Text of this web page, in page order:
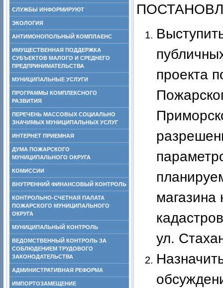
СЛУЖБЫ ИНФОРМИРУЮТ
ЭКОЛОГИЯ
АНТИМОНОПОЛЬНЫЙ КОМПЛАЕНС
ИМУЩЕСТВЕННАЯ ПОДДЕРЖКА
СУБЪЕКТОВ МАЛОГО И СРЕДНЕГО
ПРЕДПРИНИМАТЕЛЬСТВА
МУНИЦИПАЛЬНЫЕ УСЛУГИ
ПРОГРАММЫ КОМПЛЕКСНОГО
РАЗВИТИЯ
ПЕРЕЧЕНЬ МАССОВЫХ СОЦИАЛЬНО
ЗНАЧИМЫХ МУНИЦИПАЛЬНЫХ УСЛУГ
ИНТЕРНЕТ ПРИЕМНАЯ
ДУМА ПОЖАРСКОГО
МУНИЦИПАЛЬНОГО ОКРУГА
КОМИССИИ
ВНУТРЕННИЙ ФИНАНСОВЫЙ КОНТРОЛЬ
КОНТРОЛЬНО-СЧЕТНАЯ ПАЛАТА
ПОЖАРСКОГО МУНИЦИПАЛЬНОГО
ОКРУГА
МУНИЦИПАЛЬНЫЙ КОНТРОЛЬ
ВЕДОМСТВЕННЫЙ КОНТРОЛЬ ЗА
СОБЛЮДЕНИЕМ ТРУДОВОГО
ЗАКОНОДАТЕЛЬСТВА
АДМИНИСТРАТИВНАЯ РЕФОРМА
ИМПОРТОЗАМЕЩЕНИЕ
проекта
магазина
ул.